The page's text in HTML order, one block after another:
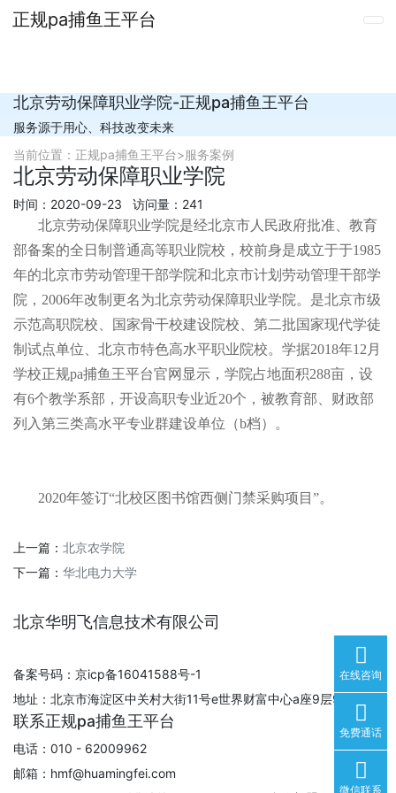
正规pa捕鱼王平台
北京劳动保障职业学院-正规pa捕鱼王平台
服务源于用心、科技改变未来
当前位置： 正规pa捕鱼王平台>服务案例
北京劳动保障职业学院
时间：2020-09-23 访问量：241
北京劳动保障职业学院是经北京市人民政府批准、教育
部备案的全日制普通高等职业院校，校前身是成立于于1985
年的北京市劳动管理干部学院和北京市计划劳动管理干部学
院，2006年改制更名为北京劳动保障职业学院。是北京市级
示范高职院校、国家骨干校建设院校、第二批国家现代学徒
制试点单位、北京市特色高水平职业院校。学据2018年12月
学校正规pa捕鱼王平台官网显示，学院占地面积288亩，设
有6个教学系部，开设高职专业近20个，被教育部、财政部
列入第三类高水平专业群建设单位（b档）。
2020年签订“北校区图书馆西侧门禁采购项目”。
上一篇： 北京农学院
下一篇： 华北电力大学
北京华明飞信息技术有限公司
备案号码：京icp备16041588号-1
地址：北京市海淀区中关村大街11号e世界财富中心a座9层930室
联系正规pa捕鱼王平台
电话：010 - 62009962
邮箱： hmf@huamingfei.com
在线咨询
免费通话
微信联系